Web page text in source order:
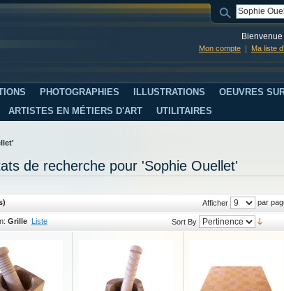
Mon compte Ma liste
PHOTOGRAPHIES ILLUSTRATIONS
OEUVRES
ARTISTES EN MÉTIERS D'ART UTILITAIRES
de recherche pour 'Sophie Ouellet'
Afficher par
Grille Liste Sort By